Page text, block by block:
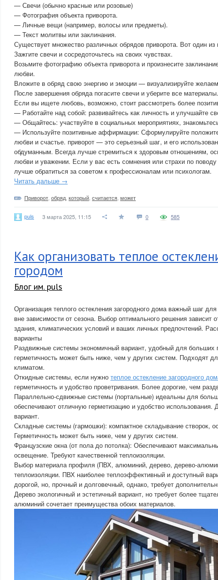
— Свечи (обычно красные или розовые)
— Фотография объекта приворота.
— Личные вещи (например, волосы или предметы).
— Текст молитвы или заклинания.
Существует множество различных обрядов приворота. Вот один
Зажгите свечи и сосредоточьтесь на своих чувствах.
Возьмите фотографию объекта приворота и произнесите
любви.
Вложите в обряд свою энергию и эмоции — визуализируйте
После завершения обряда погасите свечи и уберите все материалы.
Если вы ищете любовь, возможно, стоит рассмотреть более
— Работайте над собой: развивайтесь как личность и улучшайте
— Общайтесь: участвуйте в социальных мероприятиях,
— Используйте позитивные аффирмации: Сформулируйте
любви и счастье. приворот — это серьезный шаг, и его
обдуманным. Всегда лучше стремиться к здоровым отношениям,
любви и уважении. Если у вас есть сомнения или страхи по
лучше обратиться за советом к профессионалам или психологам.
Читать дальше →
Приворот обряд который считается может
puls 3 марта 2025, 11:15 0 585
Как организовать теплое
городом
Блог им. puls
Организация теплого остекления загородного дома важный шаг
вне зависимости от сезона. Выбор оптимального решения зависит
здания, климатических условий и ваших личных предпочтений.
варианты
Раздвижные системы экономичный вариант, удобный для больших
герметичность может быть ниже, чем у других систем. Подходят
климатом.
Откидные системы, если нужно теплое остекление загородного
герметичность и удобство проветривания. Более дорогие, чем
Параллельно-сдвижные системы (портальные) идеальны для
обеспечивают отличную герметизацию и удобство использования.
вариант.
Складные системы (гармошки): компактное складывание створок,
Герметичность может быть ниже, чем у других систем.
Французские окна (от пола до потолка): Обеспечивают
освещение. Требуют качественной теплоизоляции.
Выбор материала профиля (ПВХ, алюминий, дерево, дерево-
теплоизоляции. ПВХ наиболее теплоэффективный и доступный
дорогой, но, прочный и долговечный, однако, требует
Дерево экологичный и эстетичный вариант, но требует более
алюминий сочетает преимущества обоих материалов.